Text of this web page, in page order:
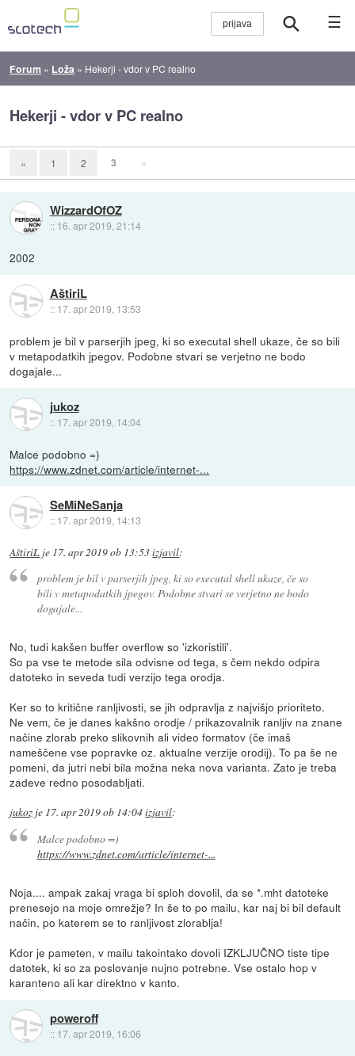
☰
Forum » Loža » Hekerji - vdor v PC realno
Hekerji - vdor v PC realno
« 1 2 3 »
WizzardOfOZ
:: 16. apr 2019, 21:14
2002
AštiriL
:: 17. apr 2019, 13:53
problem je bil v parserjih jpeg, ki so executal shell ukaze, če so bili
v metapodatkih jpegov. Podobne stvari se verjetno ne bodo
dogajale...
jukoz
:: 17. apr 2019, 14:04
Malce podobno =)
https://www.zdnet.com/article/internet-...
SeMiNeSanja
:: 17. apr 2019, 14:13
AštiriL je 17. apr 2019 ob 13:53izjavil:
problem je bil v parserjih jpeg, ki so executal shell ukaze, če so
bili v metapodatkih jpegov. Podobne stvari se verjetno ne bodo
dogajale...
No, tudi kakšen buffer overflow so 'izkoristili'.
So pa vse te metode sila odvisne od tega, s čem nekdo odpira
datoteko in seveda tudi verzijo tega orodja.
Ker so to kritične ranljivosti, se jih odpravlja z najvišjo prioriteto.
Ne vem, če je danes kakšno orodje / prikazovalnik ranljiv na znane
načine zlorab preko slikovnih ali video formatov (če imaš
nameščene vse popravke oz. aktualne verzije orodij). To pa še ne
pomeni, da jutri nebi bila možna neka nova varianta. Zato je treba
zadeve redno posodabljati.
jukoz je 17. apr 2019 ob 14:04izjavil:
Malce podobno =)
https://www.zdnet.com/article/internet-...
Noja.... ampak zakaj vraga bi sploh dovolil, da se *.mht datoteke
prenesejo na moje omrežje? In še to po mailu, kar naj bi bil default
način, po katerem se to ranljivost zlorablja!
Kdor je pameten, v mailu takointako dovoli IZKLJUČNO tiste tipe
datotek, ki so za poslovanje nujno potrebne. Vse ostalo hop v
karanteno ali kar direktno v kanto.
poweroff
:: 17. apr 2019, 16:06